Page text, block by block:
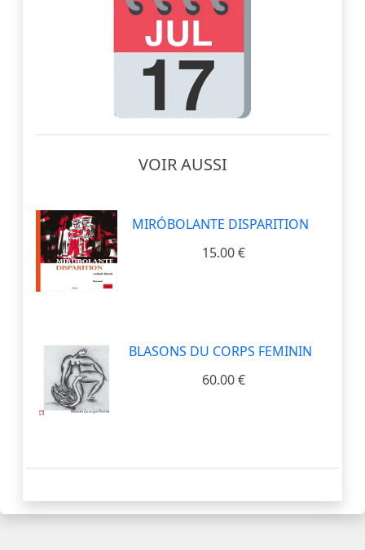
VOIR AUSSI
MIRÓBOLANTE DISPARITION
15.00 €
BLASONS DU CORPS FEMININ
60.00 €